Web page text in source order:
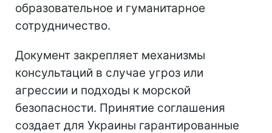
образовательное и гуманитарное
сотрудничество.
Документ закрепляет механизмы
консультаций в случае угроз или
агрессии и подходы к морской
безопасности. Принятие соглашения
создает для Украины гарантированные